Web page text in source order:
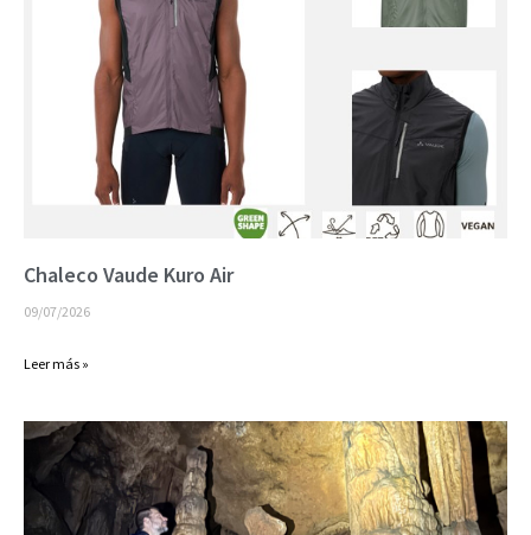
Chaleco Vaude Kuro Air
09/07/2026
Leer más »